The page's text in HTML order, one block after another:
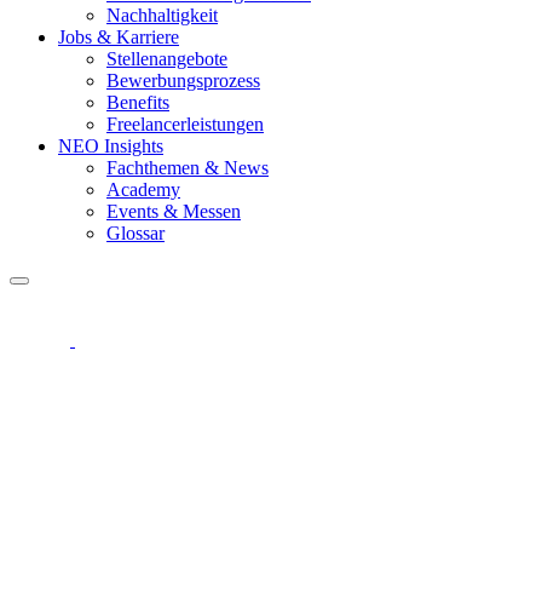
Nachhaltigkeit
Jobs & Karriere
Stellenangebote
Bewerbungsprozess
Benefits
Freelancerleistungen
NEO Insights
Fachthemen & News
Academy
Events & Messen
Glossar